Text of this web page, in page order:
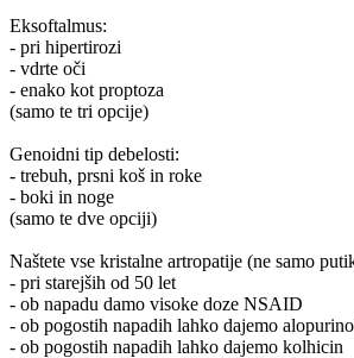
Eksoftalmus:
- pri hipertirozi
- vdrte oči
- enako kot proptoza
(samo te tri opcije)
Genoidni tip debelosti:
- trebuh, prsni koš in roke
- boki in noge
(samo te dve opciji)
Naštete vse kristalne artropatije (ne samo
- pri starejših od 50 let
- ob napadu damo visoke doze NSAID
- ob pogostih napadih lahko dajemo
- ob pogostih napadih lahko dajemo kolhicin